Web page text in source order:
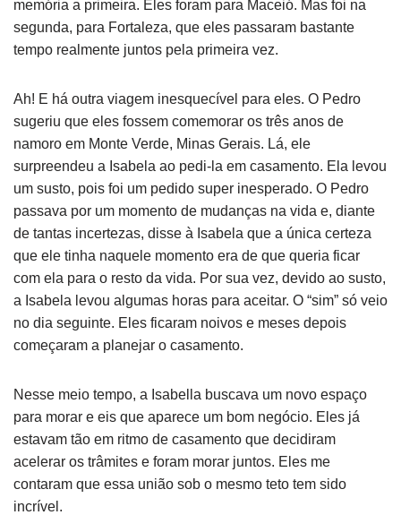
memória a primeira. Eles foram para Maceió. Mas foi na
segunda, para Fortaleza, que eles passaram bastante
tempo realmente juntos pela primeira vez.
Ah! E há outra viagem inesquecível para eles. O Pedro
sugeriu que eles fossem comemorar os três anos de
namoro em Monte Verde, Minas Gerais. Lá, ele
surpreendeu a Isabela ao pedi-la em casamento. Ela levou
um susto, pois foi um pedido super inesperado. O Pedro
passava por um momento de mudanças na vida e, diante
de tantas incertezas, disse à Isabela que a única certeza
que ele tinha naquele momento era de que queria ficar
com ela para o resto da vida. Por sua vez, devido ao susto,
a Isabela levou algumas horas para aceitar. O “sim” só veio
no dia seguinte. Eles ficaram noivos e meses depois
começaram a planejar o casamento.
Nesse meio tempo, a Isabella buscava um novo espaço
para morar e eis que aparece um bom negócio. Eles já
estavam tão em ritmo de casamento que decidiram
acelerar os trâmites e foram morar juntos. Eles me
contaram que essa união sob o mesmo teto tem sido
incrível.